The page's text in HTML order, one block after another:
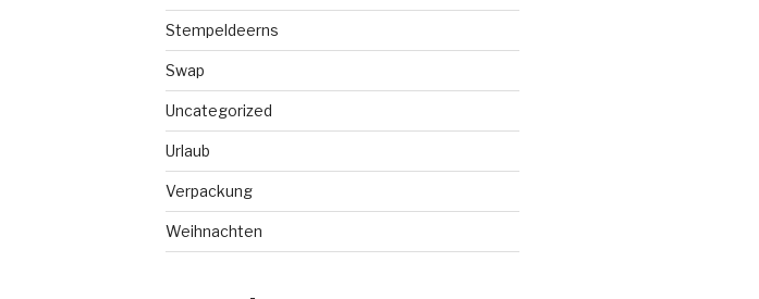
Stempeldeerns
Swap
Uncategorized
Urlaub
Verpackung
Weihnachten